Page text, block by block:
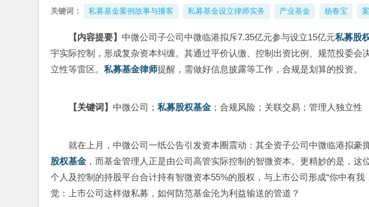
关键词： 私募基金案例故事与播客 私募基金设立律师实务 产业基金 杨春宝
【内容提要】 中微公司子公司中微临港拟斥7.35亿元参与设立15亿元私募股
宇实际控制，形成复杂资本纠缠。其通过平价认缴、控制出资比例、规范投委会
立性等雷区。 私募基金律师提醒，需做好信息披露等工作，合规是划算的投资。
【关键词】 中微公司； 私募股权基金 ；合规风险；关联交易；管理人独立性
就在上月，中微公司一纸公告引发资本圈震动：其全资子公司中微临港拟豪
股权基金 ，而基金管理人正是由公司高管实际控制的智微资本。更精妙的是，
个人及控制的持股平台合计持有智微资本55%的股权，与上市公司形成“你中有
觉：上市公司这样做私募，如何防范基金沦为利益输送的管道？